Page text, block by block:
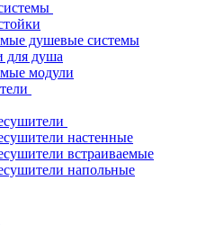
душевые системы
для душа
модули
настенные
встраиваемые
напольные